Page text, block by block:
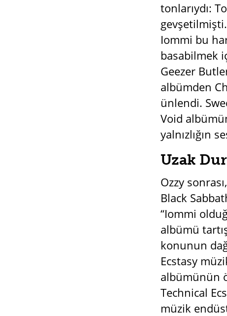
tonlarıydı:
Iommi bu
basabilmek
Geezer
albümden
ünlendi.
Void
yalnızlığın
Uzak
Ozzy
Black
“Iommi
albümü
konunun
Ecstasy
albümünün
Technical
müzik